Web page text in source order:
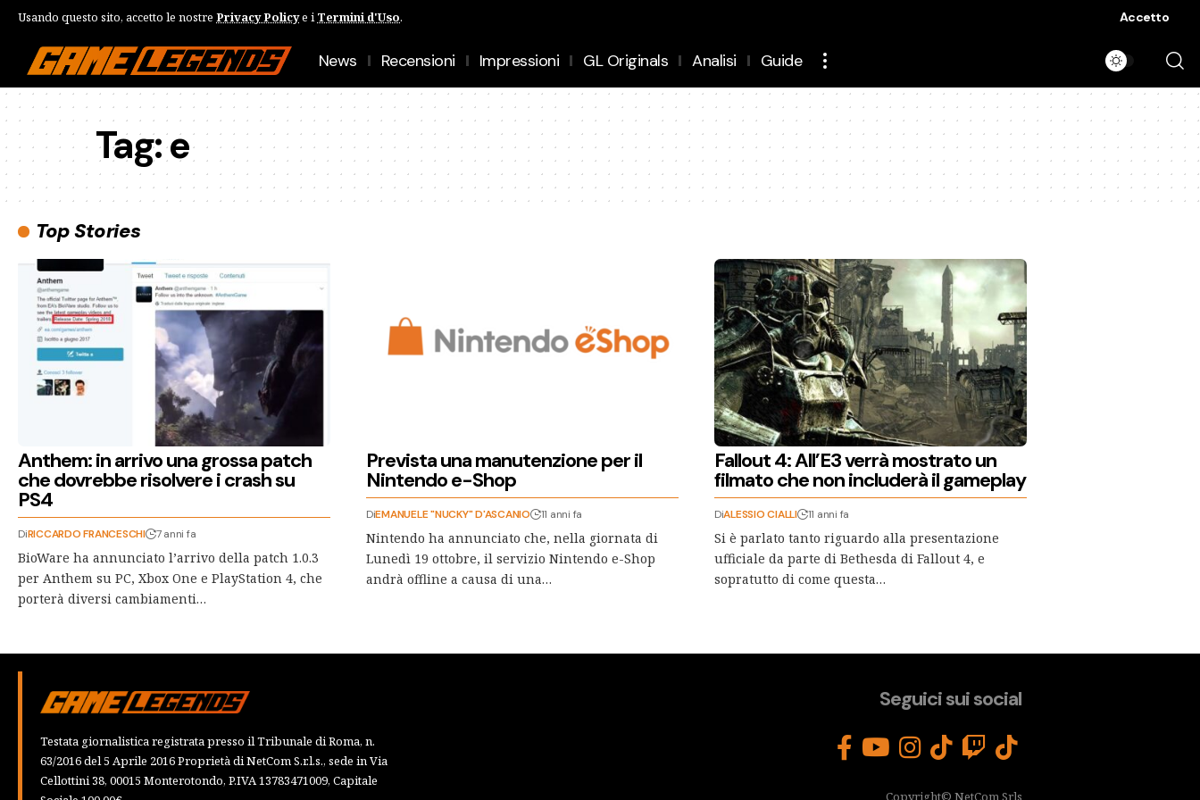
Usando questo sito, accetto le nostre Privacy Policye i Termini d'Uso. Accetto
News Recensioni Impressioni GL Originals Analisi Guide
Tag:e
Top Stories
Anthem: in arrivo una grossa patch
che dovrebbe risolvere i crash su
PS4
DiRICCARDO FRANCESCHI 7 anni fa
BioWare ha annunciato l’arrivo della patch 1.0.3
per Anthem su PC, Xbox One e PlayStation 4, che
porterà diversi cambiamenti…
Prevista una manutenzione per il
Nintendo e-Shop
DiEMANUELE "NUCKY" D'ASCANIO 11 anni fa
Nintendo ha annunciato che, nella giornata di
Lunedì 19 ottobre, il servizio Nintendo e-Shop
andrà offline a causa di una…
Fallout 4: All’E3 verrà mostrato un
filmato che non includerà il gameplay
DiALESSIO CIALLI 11 anni fa
Si è parlato tanto riguardo alla presentazione
ufficiale da parte di Bethesda di Fallout 4, e
sopratutto di come questa…
Testata giornalistica registrata presso il Tribunale di Roma, n.
63/2016 del 5 Aprile 2016 Proprietà di NetCom S.r.l.s., sede in Via
Cellottini 38, 00015 Monterotondo, P.IVA 13783471009, Capitale
Seguici sui social
Copyright© NetCom Srls